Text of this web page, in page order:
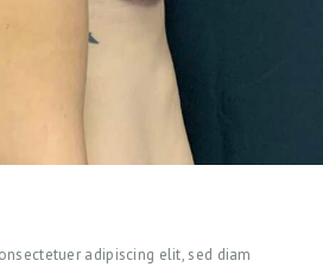
adipiscing elit, sed diam